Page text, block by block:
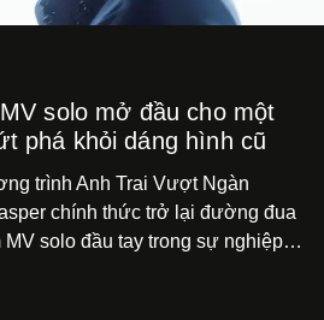
solo mở đầu cho một
phá khỏi dáng hình cũ
trình Anh Trai Vượt Ngàn
chính thức trở lại đường đua
solo đầu tay trong sự nghiệp -
14 Casper sau chương trình, mà